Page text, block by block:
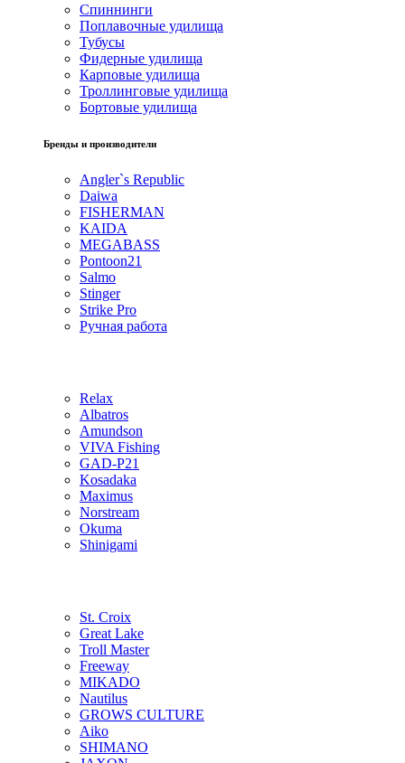
Спиннинги
Поплавочные удилища
Тубусы
Фидерные удилища
Карповые удилища
Троллинговые удилища
Бортовые удилища
Бренды и производители
Angler`s Republic
Daiwa
FISHERMAN
KAIDA
MEGABASS
Pontoon21
Salmo
Stinger
Strike Pro
Ручная работа
Relax
Albatros
Amundson
VIVA Fishing
GAD-P21
Kosadaka
Maximus
Norstream
Okuma
Shinigami
St. Croix
Great Lake
Troll Master
Freeway
MIKADO
Nautilus
GROWS CULTURE
Aiko
SHIMANO